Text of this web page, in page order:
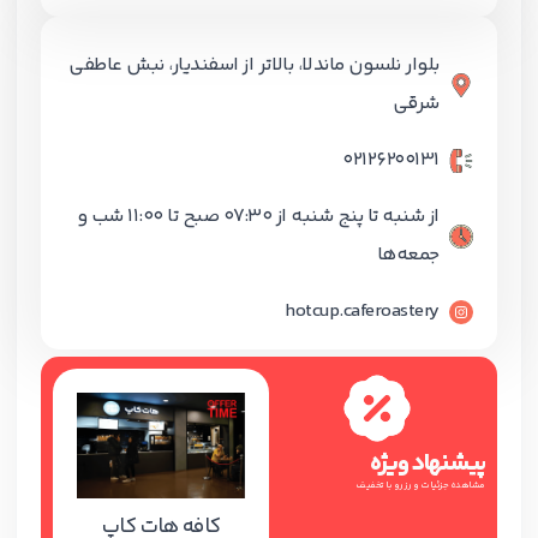
بلوار نلسون ماندلا، بالاتر از اسفندیار، نبش عاطفی
شرقی
02126200131
از شنبه تا پنج شنبه از 07:30 صبح تا 11:00 شب و
جمعه‌ها
hotcup.caferoastery
پیشنهاد ویژه
مشاهده جزئیات و رزرو با تخفیف
کافه هات کاپ